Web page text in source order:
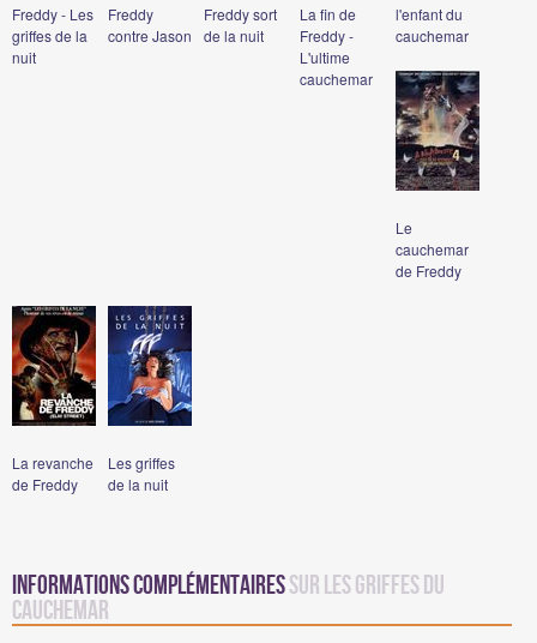
Freddy - Les
griffes de la
nuit
Freddy
contre Jason
Freddy sort
de la nuit
La fin de
Freddy -
L'ultime
cauchemar
l'enfant du
cauchemar
Le
cauchemar
de Freddy
La revanche
de Freddy
Les griffes
de la nuit
Informations complémentairessur Les griffes du
cauchemar